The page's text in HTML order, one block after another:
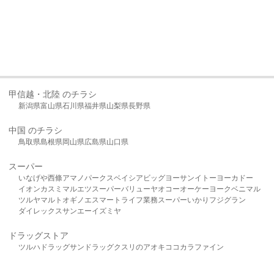
甲信越・北陸 のチラシ
新潟県富山県石川県福井県山梨県長野県
中国 のチラシ
鳥取県島根県岡山県広島県山口県
スーパー
いなげや西條アマノパークスベイシア ビッグヨーサンイトーヨーカドー
イオンカスミ マルエツスーパーバリューヤオコーオーケー ヨークベニマル
ツルヤマルト オギノ エスマート ライフ業務スーパーいかり フジグラン
ダイレックスサンエーイズミヤ
ドラッグストア
ツルハドラッグサンドラッグクスリのアオキ ココカラファイン